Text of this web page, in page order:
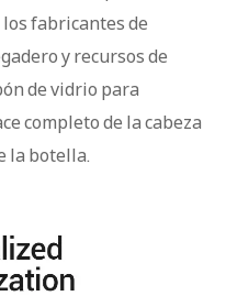
fabricantes de
y recursos de
de vidrio para
completo de la cabeza
la botella.